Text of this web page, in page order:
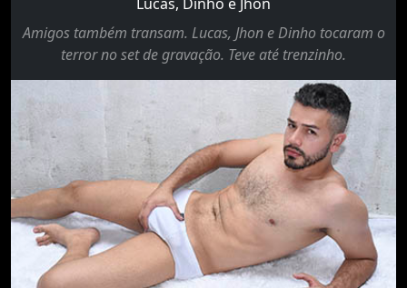
Lucas, Dinho e Jhon
Amigos também transam. Lucas, Jhon e Dinho tocaram o
terror no set de gravação. Teve até trenzinho.